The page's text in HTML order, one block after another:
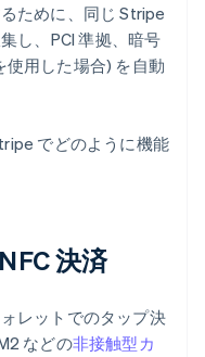
ために、同じ Stripe
し、PCI 準拠、暗号
用した場合) を自動
でどのように機能
決済
レットでのタップ決
などの非接触型カ